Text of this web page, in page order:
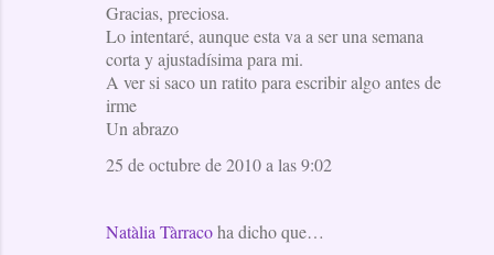
Gracias, preciosa.
Lo intentaré, aunque esta va a ser una semana
corta y ajustadísima para mi.
A ver si saco un ratito para escribir algo antes de
irme
Un abrazo
25 de octubre de 2010 a las 9:02
Natàlia Tàrracoha dicho que…